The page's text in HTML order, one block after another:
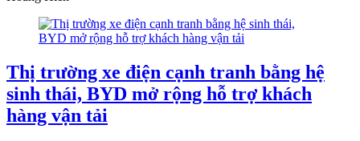
Thị trường xe điện cạnh tranh bằng hệ
sinh thái, BYD mở rộng hỗ trợ khách
hàng vận tải